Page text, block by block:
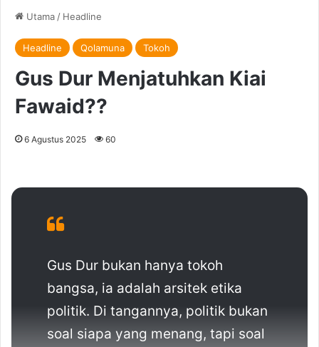
Utama/ Headline
Headline Qolamuna Tokoh
Gus Dur Menjatuhkan Kiai
Fawaid??
6 Agustus 2025 60
Gus Dur bukan hanya tokoh
bangsa, ia adalah arsitek etika
politik. Di tangannya, politik bukan
soal siapa yang menang, tapi soal